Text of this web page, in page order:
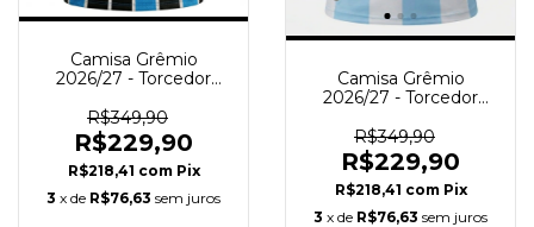
Camisa Grêmio
2026/27 - Torcedor
R$349,90
R$229,90
R$218,41 com Pix
3 x de R$76,63 sem juros
Camisa Grêmio
2026/27 - Torcedor
R$349,90
R$229,90
R$218,41 com Pix
3 x de R$76,63 sem juros